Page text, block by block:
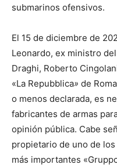
submarinos ofensivos.
El 15 de diciembre de
Leonardo, ex ministro
Draghi, Roberto
«La Repubblica» de
o menos declarada, es
fabricantes de armas
opinión pública. Cabe
propietario de uno de
más importantes